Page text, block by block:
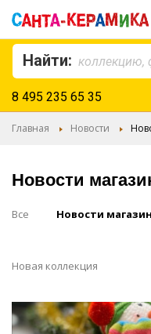
Найти:
8 495 235 65 35
Главная Новости
Новости
Все Новости
Новая коллекция